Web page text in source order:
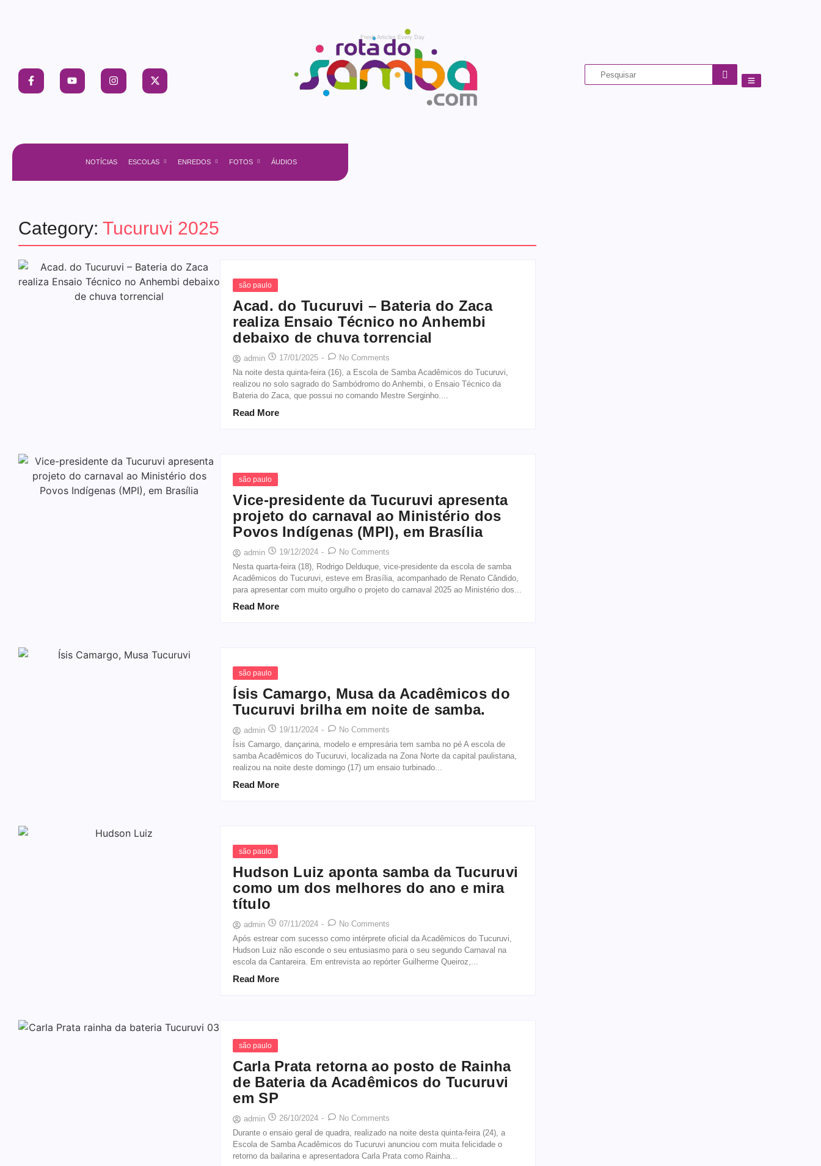
Fresh Articles Every Day
NOTÍCIAS ESCOLAS ENREDOS FOTOS ÁUDIOS
Category: Tucuruvi 2025
são paulo
Acad. do Tucuruvi – Bateria do Zaca
realiza Ensaio Técnico no Anhembi
debaixo de chuva torrencial
admin 17/01/2025 -
No Comments
Na noite desta quinta-feira (16), a Escola de Samba Acadêmicos do Tucuruvi,
realizou no solo sagrado do Sambódromo do Anhembi, o Ensaio Técnico da
Bateria do Zaca, que possui no comando Mestre Serginho....
Read More
são paulo
Vice-presidente da Tucuruvi apresenta
projeto do carnaval ao Ministério dos
Povos Indígenas (MPI), em Brasília
admin 19/12/2024 -
No Comments
Nesta quarta-feira (18), Rodrigo Delduque, vice-presidente da escola de samba
Acadêmicos do Tucuruvi, esteve em Brasília, acompanhado de Renato Cândido,
para apresentar com muito orgulho o projeto do carnaval 2025 ao Ministério dos...
Read More
são paulo
Ísis Camargo, Musa da Acadêmicos do
Tucuruvi brilha em noite de samba.
admin 19/11/2024 -
No Comments
Ísis Camargo, dançarina, modelo e empresária tem samba no pé A escola de
samba Acadêmicos do Tucuruvi, localizada na Zona Norte da capital paulistana,
realizou na noite deste domingo (17) um ensaio turbinado...
Read More
são paulo
Hudson Luiz aponta samba da Tucuruvi
como um dos melhores do ano e mira
título
admin 07/11/2024 -
No Comments
Após estrear com sucesso como intérprete oficial da Acadêmicos do Tucuruvi,
Hudson Luiz não esconde o seu entusiasmo para o seu segundo Carnaval na
escola da Cantareira. Em entrevista ao repórter Guilherme Queiroz,...
Read More
são paulo
Carla Prata retorna ao posto de Rainha
de Bateria da Acadêmicos do Tucuruvi
em SP
admin 26/10/2024 -
No Comments
Durante o ensaio geral de quadra, realizado na noite desta quinta-feira (24), a
Escola de Samba Acadêmicos do Tucuruvi anunciou com muita felicidade o
retorno da bailarina e apresentadora Carla Prata como Rainha...